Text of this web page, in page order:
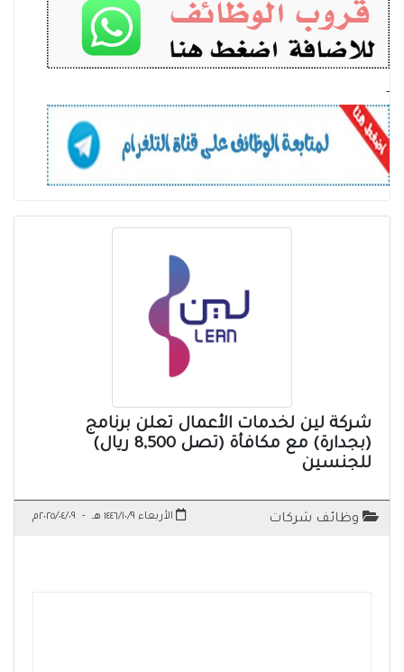
-
شركة لين لخدمات الأعمال تعلن برنامج
(بجدارة) مع مكافأة (تصل 8,500 ريال)
للجنسين
وظائف شركات الأربعاء ١٤٤٦/١٠/٩ هـ - ٢٠٢٥/٠٤/٠٩م